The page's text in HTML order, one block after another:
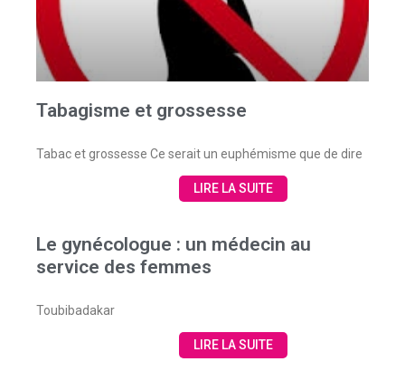
Tabagisme et grossesse
Tabac et grossesse Ce serait un euphémisme que de dire
LIRE LA SUITE
Le gynécologue : un médecin au
service des femmes
Toubibadakar
LIRE LA SUITE